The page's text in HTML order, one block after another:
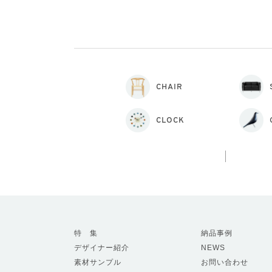
CHAIR
CLOCK
特 集
デザイナー紹介
素材サンプル
納品事例
NEWS
お問い合わせ